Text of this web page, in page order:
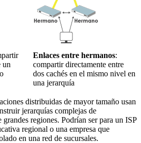
un
Enlaces entre hermanos:
compartir directamente entre
dos cachés en el mismo nivel en
una jerarquía
distribuidas de mayor tamaño usan
jerarquías complejas de
regiones. Podrían ser para un ISP
regional o una empresa que
en una red de sucursales.